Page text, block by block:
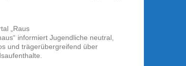
„Raus
informiert Jugendliche neutral,
und trägerübergreifend über